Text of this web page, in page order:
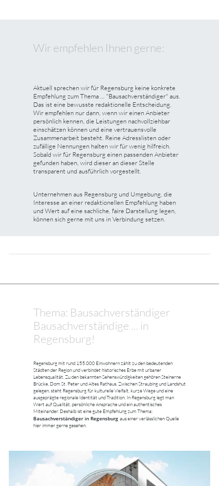
Wir empfehlen Ihnen gerne:
Aktuell sprechen wir für Regensburg keine konkrete
Empfehlung zum Thema ... "Bausachverständiger" aus.
Das ist eine bewusste redaktionelle Entscheidung.
Wir empfehlen nur dann, wenn wir einen Anbieter
persönlich kennen, die Leistungen nachvollziehbar
einschätzen können und eine vertrauensvolle
Zusammenarbeit besteht. Reine Adresslisten oder
zufällige Nennungen halten wir für wenig hilfreich.
Sobald wir für Regensburg einen passenden Anbieter
gefunden haben, wird dieser an dieser Stelle
transparent und ausführlich vorgestellt.
Unternehmen aus Regensburg und Umgebung, die
Interesse an einer redaktionellen Empfehlung haben
und Wert auf eine sachliche, faire Darstellung legen,
können sich gerne mit uns in Verbindung setzen.
Thema: Bausachverständiger
Bausachverständige ... in
Regensburg!
Regensburg mit rund 155.000 Einwohnern zählt zu den bedeutenden
Städten der Region und verbindet historisches Erbe mit urbaner
Lebensqualität. Zu den bekannten Sehenswürdigkeiten gehören Steinerne
Brücke, Dom St. Peter und Altes Rathaus. Zwischen Straubing und Landshut
gelegen, steht Regensburg für kulturelle Vielfalt, kurze Wege und eine
ausgeprägte regionale Identität und Tradition. In Regensburg legt man
Wert auf Qualität, persönliche Ansprache und ein authentisches
Miteinander. Deshalb ist eine gute Empfehlung zum Thema:
Bausachverständiger in Regensburg aus einer verlässlichen Quelle
hier immer gerne gesehen.